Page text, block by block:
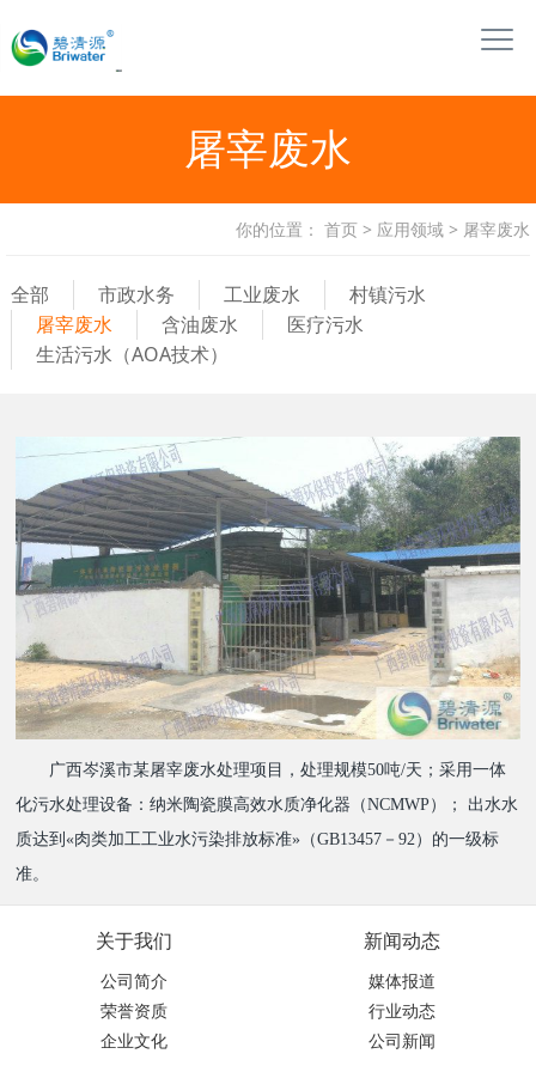
屠宰废水
你的位置： 首页 > 应用领域 > 屠宰废水
全部 市政水务 工业废水
村镇污水
屠宰废水
含油废水
医疗污水
生活污水（AOA技术）
广西岑溪市某屠宰废水处理项目，处理规模50吨/天；采用一体
化污水处理设备：纳米陶瓷膜高效水质净化器（NCMWP）； 出水水
质达到«肉类加工工业水污染排放标准»（GB13457－92）的一级标
准。
关于我们
公司简介
荣誉资质
企业文化
新闻动态
媒体报道
行业动态
公司新闻